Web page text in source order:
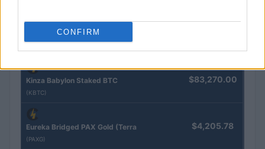
CONFIRM
Nome
Kinza Babylon Staked BTC
(KBTC)
$83,270.00
Eureka Bridged PAX Gold (Terra
(PAXG)
$4,205.78